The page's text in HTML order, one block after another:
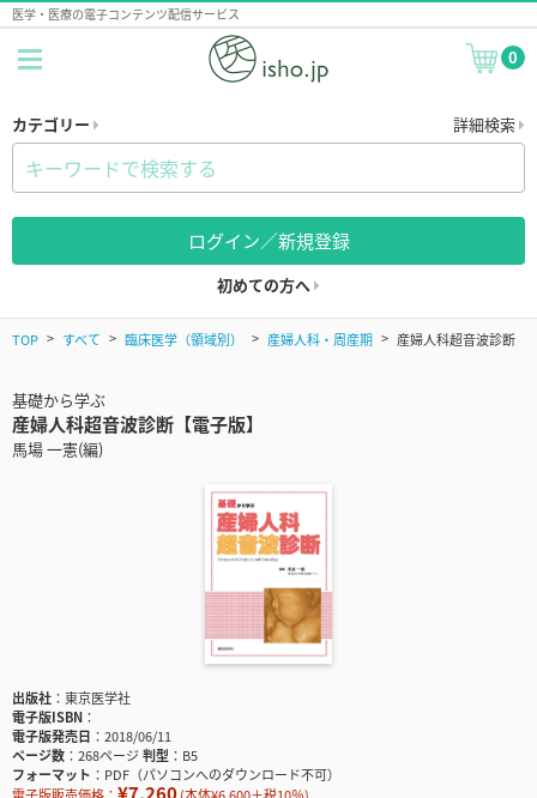
医学・医療の電子コンテンツ配信サービス
0
カテゴリー 詳細検索
ログイン／新規登録
初めての方へ
TOP すべて 臨床医学（領域別） 産婦人科・周産期 産婦人科超音波診断
基礎から学ぶ
産婦人科超音波診断【電子版】
馬場 一憲(編)
出版社
東京医学社
電子版ISBN
電子版発売日
2018/06/11
ページ数
268ページ判型
B5
フォーマット
PDF（パソコンへのダウンロード不可）
¥7,260